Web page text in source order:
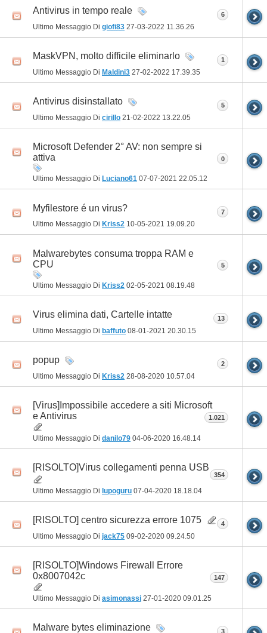
Antivirus in tempo reale
Ultimo Messaggio Di giofi83 27-03-2022 11.36.26
6
MaskVPN, molto difficile eliminarlo
Ultimo Messaggio Di Maldini3 27-02-2022 17.39.35
1
Antivirus disinstallato
Ultimo Messaggio Di cirillo 21-02-2022 13.22.05
5
Microsoft Defender 2° AV: non sempre si
attiva
Ultimo Messaggio Di Luciano61 07-07-2021 22.05.12
0
Myfilestore é un virus?
Ultimo Messaggio Di Kriss2 10-05-2021 19.09.20
7
Malwarebytes consuma troppa RAM e
CPU
Ultimo Messaggio Di Kriss2 02-05-2021 08.19.48
5
Virus elimina dati, Cartelle intatte
Ultimo Messaggio Di baffuto 08-01-2021 20.30.15
13
popup
Ultimo Messaggio Di Kriss2 28-08-2020 10.57.04
2
[Virus]Impossibile accedere a siti Microsoft
e Antivirus
Ultimo Messaggio Di danilo79 04-06-2020 16.48.14
1.021
[RISOLTO]Virus collegamenti penna USB
Ultimo Messaggio Di lupoguru 07-04-2020 18.18.04
354
[RISOLTO] centro sicurezza errore 1075
Ultimo Messaggio Di jack75 09-02-2020 09.24.50
4
[RISOLTO]Windows Firewall Errore
0x8007042c
Ultimo Messaggio Di asimonassi 27-01-2020 09.01.25
147
Malware bytes eliminazione 3